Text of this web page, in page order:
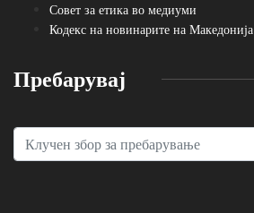
Совет за етика во медиуми
Кодекс на новинарите на Македонија
Пребарувај